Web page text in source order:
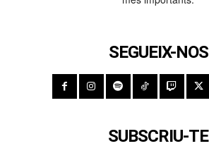
SEGUEIX-NOS
SUBSCRIU-TE